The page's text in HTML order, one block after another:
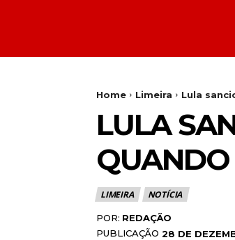
Home Limeira Lula
LULA
LIMEIRA NOTÍCIA
POR: REDAÇÃO
PUBLICAÇÃO 28 DE